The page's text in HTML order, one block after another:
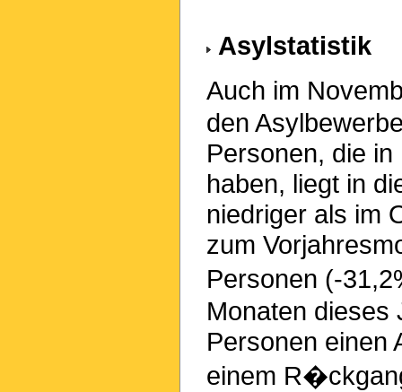
Asylstatistik
Auch im
den
Personen, die
haben, liegt in
niedriger als im
zum
Personen (-
Monaten dieses
Personen einen
einem